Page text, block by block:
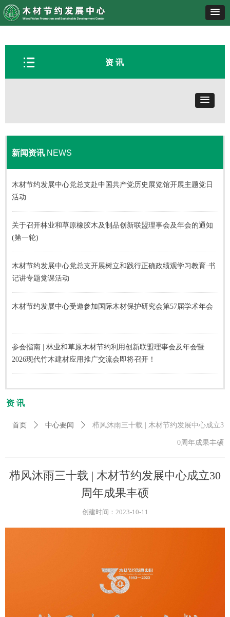
栉风沐雨三十载 | 木材节约发展中心成立30
周年成果丰硕
新闻资讯 NEWS
木材节约发展中心党总支赴中国共产党历史展览馆开展主题党日
活动
关于召开林业和草原橡胶木及制品创新联盟理事会及年会的通知
(第一轮)
木材节约发展中心党总支开展树立和践行正确政绩观学习教育·书
记讲专题党课活动
木材节约发展中心受邀参加国际木材保护研究会第57届学术年会
参会指南 | 林业和草原木材节约利用创新联盟理事会及年会暨
2026现代竹木建材应用推广交流会即将召开！
资 讯
首页 ꄲ 中心要闻 ꄲ 栉风沐雨三十载 | 木材节约发展中心成立3
0周年成果丰硕
创建时间： 2023-10-11
资 讯
뀑